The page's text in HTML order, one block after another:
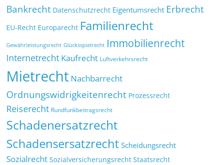
Bankrecht Datenschutzrecht Eigentumsrecht Erbrecht
EU-Recht Europarecht Familienrecht
Gewährleistungsrecht Glücksspielrecht Immobilienrecht
Internetrecht Kaufrecht Luftverkehrsrecht
Mietrecht Nachbarrecht
Ordnungswidrigkeitenrecht Prozessrecht
Reiserecht Rundfunkbeitragsrecht
Schadenersatzrecht
Schadensersatzrecht Scheidungsrecht
Sozialrecht Sozialversicherungsrecht Staatsrecht